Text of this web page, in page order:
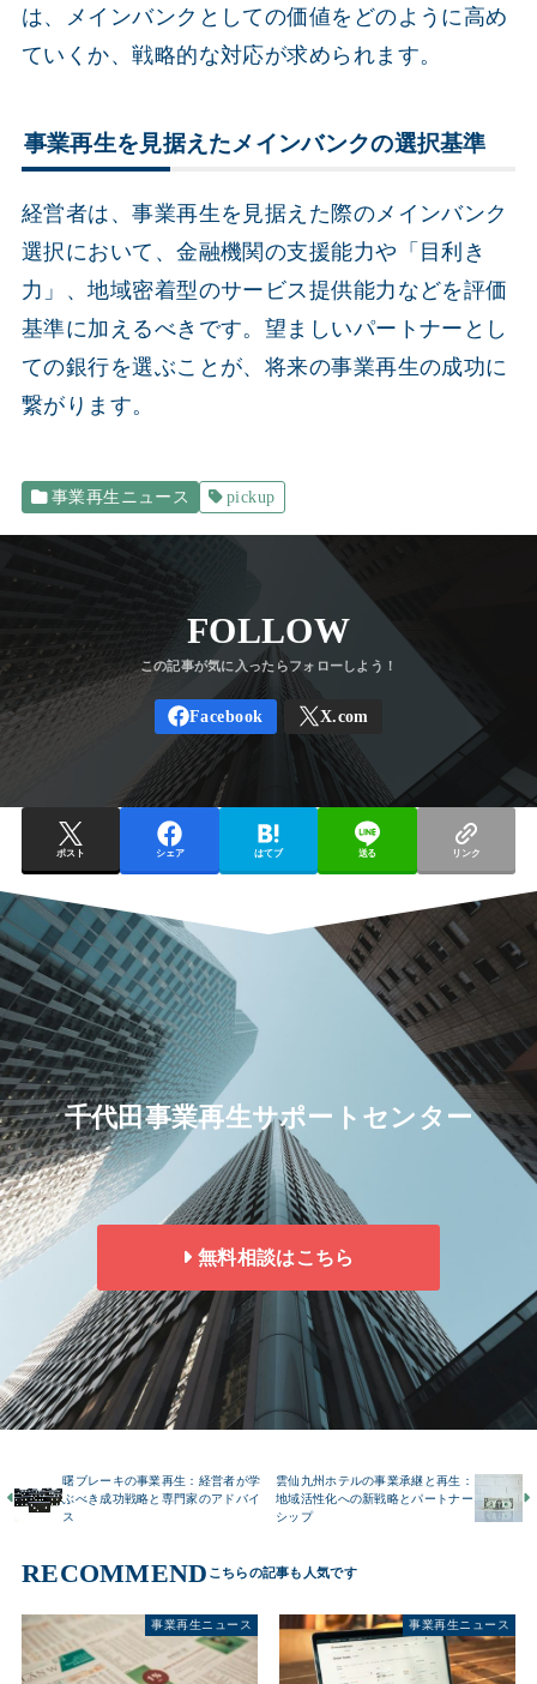
は、メインバンクとしての価値をどのように高め
ていくか、戦略的な対応が求められます。
事業再生を見据えたメインバンクの選択基準
経営者は、事業再生を見据えた際のメインバンク
選択において、金融機関の支援能力や「目利き
力」、地域密着型のサービス提供能力などを評価
基準に加えるべきです。望ましいパートナーとし
ての銀行を選ぶことが、将来の事業再生の成功に
繋がります。
事業再生ニュース pickup
FOLLOW
ポスト シェア はてブ 送る リンク
千代田事業再生サポートセンター
無料相談はこちら
曙ブレーキの事業再生：経営者が学
ぶべき成功戦略と専門家のアドバイ
ス
雲仙九州ホテルの事業承継と再生：
地域活性化への新戦略とパートナー
シップ
RECOMMEND
事業再生ニュース 事業再生ニュース